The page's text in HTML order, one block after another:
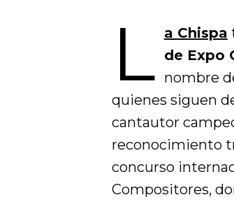
L a Chispa
de Expo
nombre
quienes siguen
cantautor
reconocimiento
concurso
Compositores,